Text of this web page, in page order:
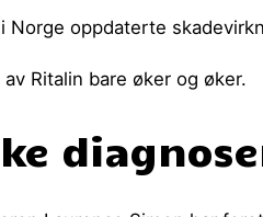
Norge oppdaterte
Ritalin bare øker og øker.